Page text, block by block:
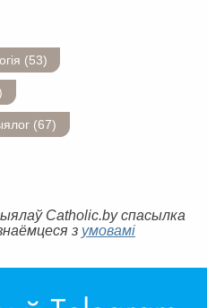
(53)
(67)
Catholic.by спасылка
з умовамі